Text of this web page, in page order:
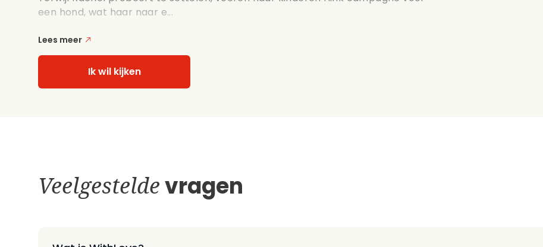
een hond, wat haar naar e...
Lees meer
Ik wil kijken
Veelgesteldevragen